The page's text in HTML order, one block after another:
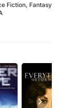
Fiction, Fantasy